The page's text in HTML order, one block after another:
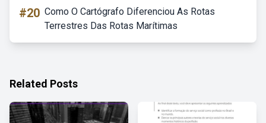
#20 Como O Cartógrafo Diferenciou As Rotas
Terrestres Das Rotas Marítimas
Related Posts